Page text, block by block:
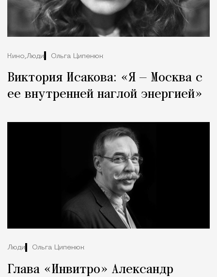
Кино,Люди Ольга Ципенюк
Виктория Исакова: «Я — Москва с
ее внутренней наглой энергией»
Люди Ольга Ципенюк
Глава «Инвитро» Александр